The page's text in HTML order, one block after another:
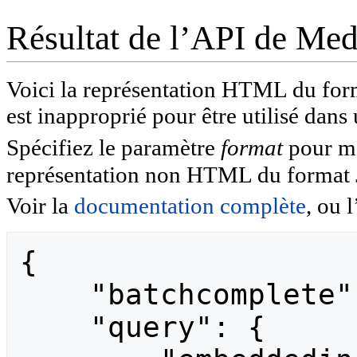
Résultat de l’API de
Voici la représentation HTML du
est inapproprié pour être utilisé
Spécifiez le paramètre formatpour
représentation non HTML du format
Voir la documentation complète, ou
{